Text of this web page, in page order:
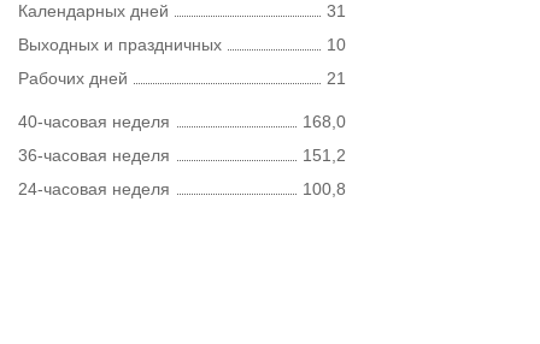
Календарных дней
31
Выходных и праздничных
10
Рабочих дней
21
40-часовая неделя
168,0
36-часовая неделя
151,2
24-часовая неделя
100,8